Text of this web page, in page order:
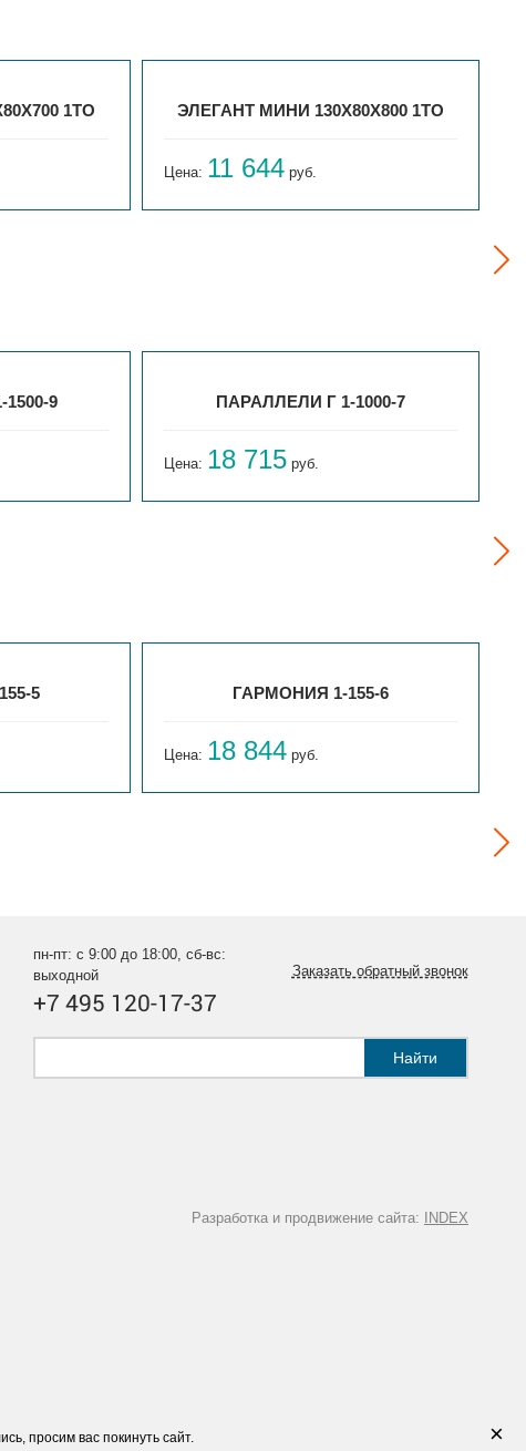
1ТО ЭЛЕГАНТ МИНИ 130X80X800 1ТО
Цена: 11 644 руб.
9 ПАРАЛЛЕЛИ Г 1-1000-7
Цена: 18 715 руб.
5 ГАРМОНИЯ 1-155-6
Цена: 18 844 руб.
пн-пт: с 9:00 до 18:00, сб-вс:
выходной
+7 495 120-17-37
Заказать обратный звонок
Найти
Разработка и продвижение сайта: INDEX
×
просим вас покинуть сайт.